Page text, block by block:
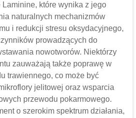
które wynika z jego
naturalnych mechanizmów
i redukcji stresu oksydacyjnego,
prowadzących do
nowotworów. Niektórzy
zauważają także poprawę w
trawiennego, co może być
jelitowej oraz wsparcia
przewodu pokarmowego.
o szerokim spektrum działania,